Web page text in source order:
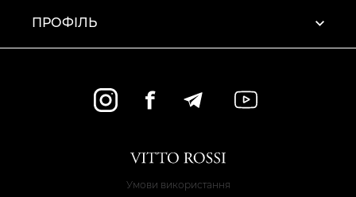
ПРОФІЛЬ
Умови використання